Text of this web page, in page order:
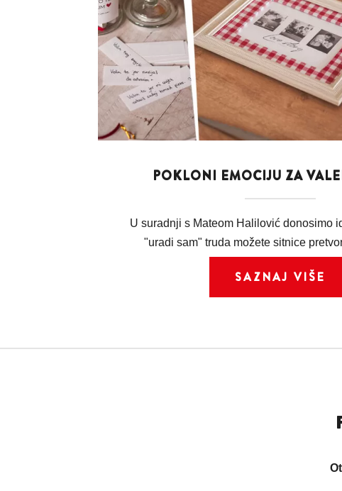
POKLONI EMOCIJU ZA
U suradnji s Mateom Halilović donosimo
"uradi sam" truda možete sitnice
SAZNAJ VIŠE